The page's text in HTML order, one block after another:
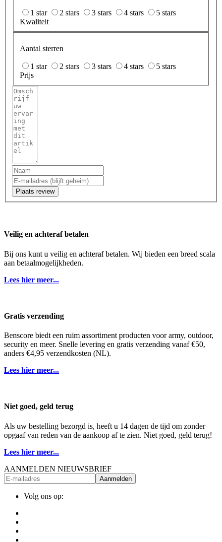
1 star 2 stars 3 stars 4 stars
5 stars
Kwaliteit
Aantal sterren
1 star 2 stars 3 stars 4 stars
5 stars
Prijs
Plaats review
Veilig en achteraf betalen
Bij ons kunt u veilig en achteraf betalen. Wij bieden een breed scala
aan betaalmogelijkheden.
Lees hier meer...
Gratis verzending
Benscore biedt een ruim assortiment producten voor army, outdoor,
security en meer. Snelle levering en gratis verzending vanaf €50,
anders €4,95 verzendkosten (NL).
Lees hier meer...
Niet goed, geld terug
Als uw bestelling bezorgd is, heeft u 14 dagen de tijd om zonder
opgaaf van reden van de aankoop af te zien. Niet goed, geld terug!
Lees hier meer...
AANMELDEN NIEUWSBRIEF
Aanmelden
Volg ons op: